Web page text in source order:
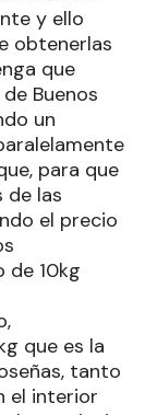
y ello
obtenerlas
que
Buenos
un
para que
de las
el precio
de 10kg
que es la
tanto
el interior